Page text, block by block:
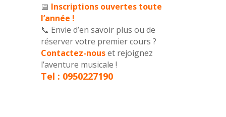
📅 Inscriptions ouvertes toute
l’année !
📞 Envie d’en savoir plus ou de
réserver votre premier cours ?
Contactez-nouset rejoignez
l’aventure musicale !
Tel : 0950227190